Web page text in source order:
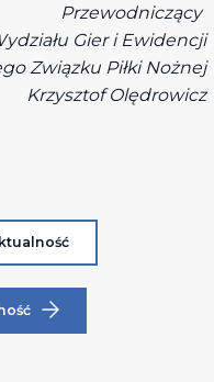
Przewodniczący
Gier i Ewidencji
Związku Piłki Nożnej
Krzysztof Olędrowicz